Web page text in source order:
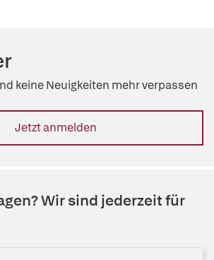
keine Neuigkeiten mehr verpassen
Jetzt anmelden
Wir sind jederzeit für